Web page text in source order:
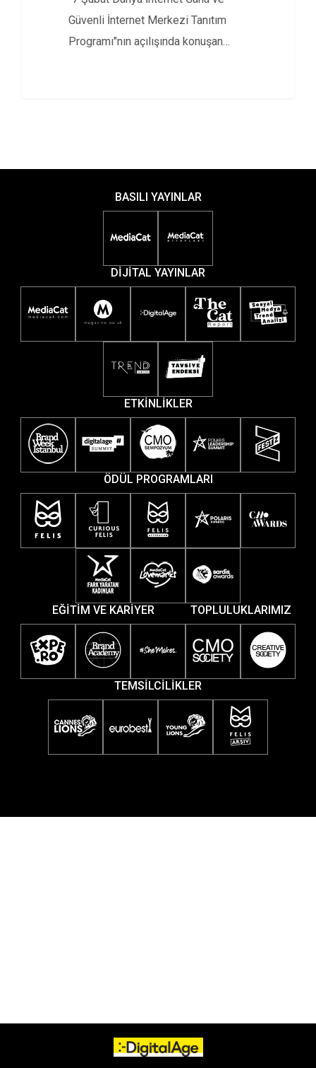
Güvenli İnternet Merkezi Tanıtım
Programı"nın açılışında konuşan
BASILI YAYINLAR
DİJİTAL YAYINLAR
ETKİNLİKLER
ÖDÜL PROGRAMLARI
EĞİTİM VE KARİYER TOPLULUKLARIMIZ
TEMSİLCİLİKLER